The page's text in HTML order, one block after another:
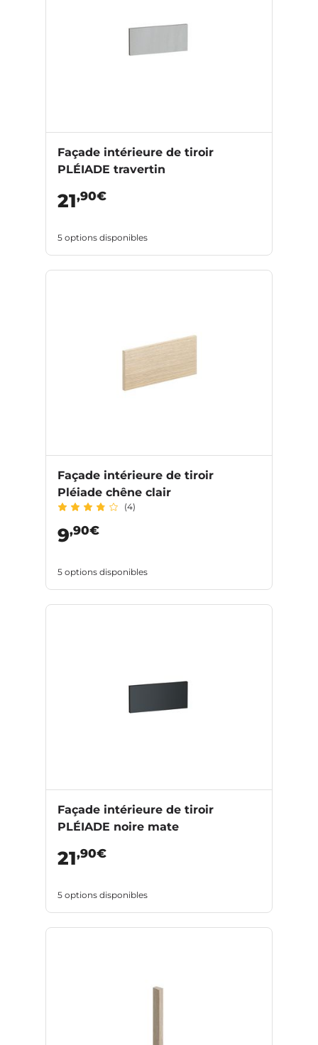
Façade intérieure de tiroir
PLÉIADE travertin
21,90€
5 options disponibles
Façade intérieure de tiroir
Pléiade chêne clair
(4)
9,90€
5 options disponibles
Façade intérieure de tiroir
PLÉIADE noire mate
21,90€
5 options disponibles